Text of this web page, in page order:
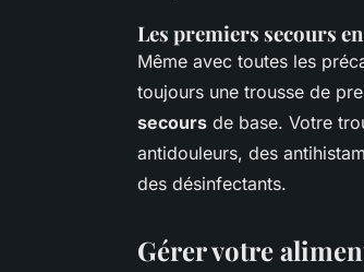
Les premiers secours
Même avec toutes les
toujours une trousse de
secours de base. Votre
antidouleurs, des
des désinfectants.
Gérer votre